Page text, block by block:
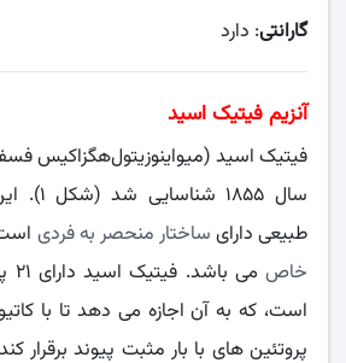
گارانتی: دارد
آنزیم فیتیک اسید
فیتیک اسید (میواینوزیتول‌هگزاکیس
سال
طبیعی داراى ساختار منحصر به فردى
خاص
است، که به آن اجازه می دهد تا با
پروتئین هاى با بار مثبت پیوند برقرار